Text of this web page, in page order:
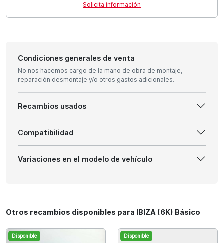
Solicita información
Condiciones generales de venta
No nos hacemos cargo de la mano de obra de montaje,
reparación desmontaje y/o otros gastos adicionales.
Recambios usados
Compatibilidad
Variaciones en el modelo de vehículo
Otros recambios disponibles para IBIZA (6K) Básico
Disponible Disponible